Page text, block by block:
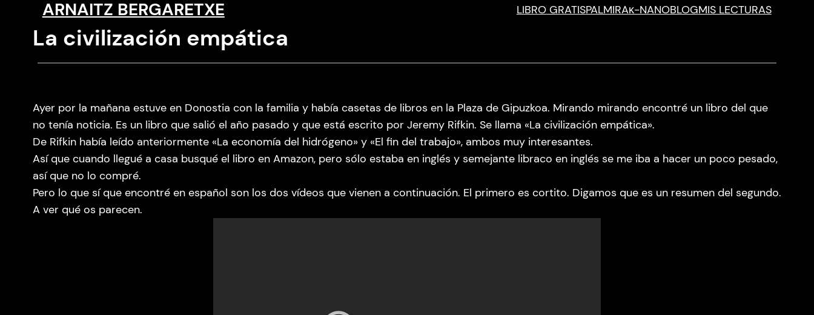
contenido
ARNAITZ BERGARETXE LIBRO GRATISPALMIRAκ-NANOBLOGMIS LECTURAS
La civilización empática
Ayer por la mañana estuve en Donostia con la familia y había casetas de libros en la Plaza de Gipuzkoa. Mirando mirando encontré un libro del que
no tenía noticia. Es un libro que salió el año pasado y que está escrito por Jeremy Rifkin. Se llama «La civilización empática».
De Rifkin había leído anteriormente «La economía del hidrógeno» y «El fin del trabajo», ambos muy interesantes.
Así que cuando llegué a casa busqué el libro en Amazon, pero sólo estaba en inglés y semejante libraco en inglés se me iba a hacer un poco pesado,
así que no lo compré.
Pero lo que sí que encontré en español son los dos vídeos que vienen a continuación. El primero es cortito. Digamos que es un resumen del segundo.
A ver qué os parecen.